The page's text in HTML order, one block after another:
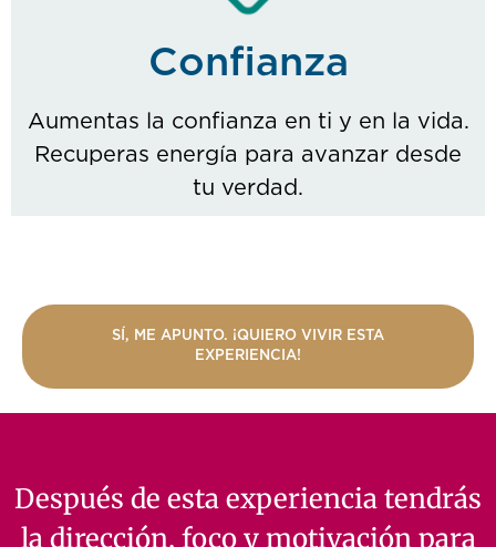
Confianza
Aumentas la confianza en ti y en la vida.
Recuperas energía para avanzar desde
tu verdad.
SÍ, ME APUNTO. ¡QUIERO VIVIR ESTA
EXPERIENCIA!
Después de esta experiencia tendrás
la dirección, foco y motivación para